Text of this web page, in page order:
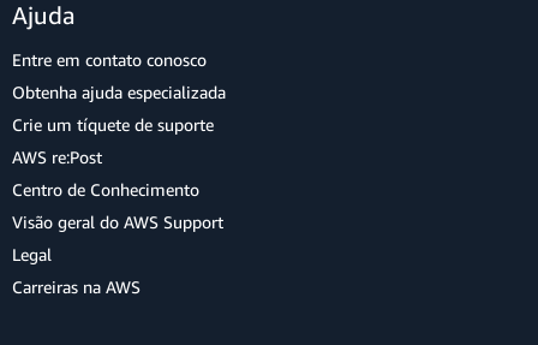
Ajuda
Entre em contato conosco
Obtenha ajuda especializada
Crie um tíquete de suporte
AWS re:Post
Centro de Conhecimento
Visão geral do AWS Support
Legal
Carreiras na AWS